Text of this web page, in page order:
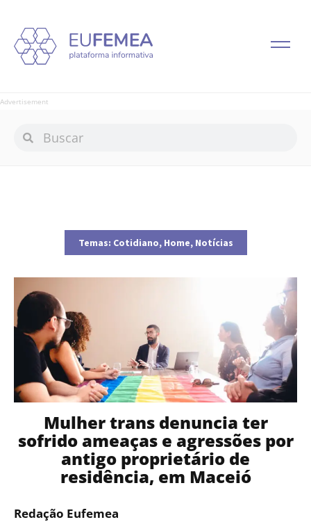
Advertisement
Temas: Cotidiano, Home, Notícias
Mulher trans denuncia ter
sofrido ameaças e agressões por
antigo proprietário de
residência, em Maceió
Redação Eufemea